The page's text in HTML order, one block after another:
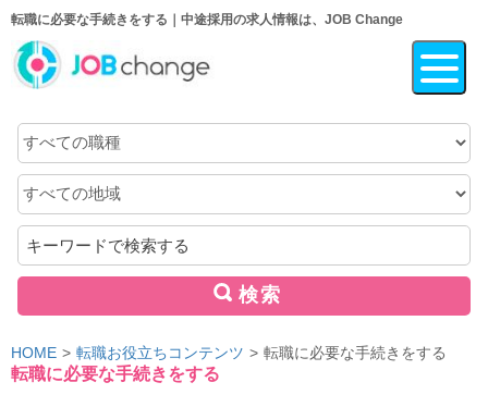
転職に必要な手続きをする｜中途採用の求人情報は、JOB Change
職
種
地
域
キ
ー
ワ
ド
検索
HOME 転職お役立ちコンテンツ 転職に必要な手続きをする
転職に必要な手続きをする